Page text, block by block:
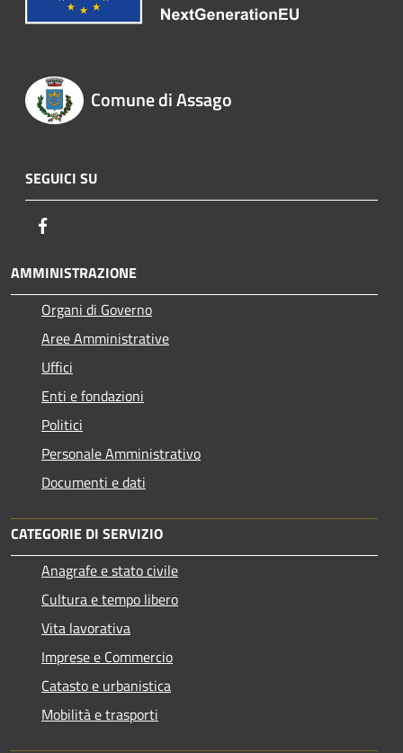
Comune di Assago
SEGUICI SU
AMMINISTRAZIONE
Organi di Governo
Aree Amministrative
Uffici
Enti e fondazioni
Politici
Personale Amministrativo
Documenti e dati
CATEGORIE DI SERVIZIO
Anagrafe e stato civile
Cultura e tempo libero
Vita lavorativa
Imprese e Commercio
Catasto e urbanistica
Mobilità e trasporti